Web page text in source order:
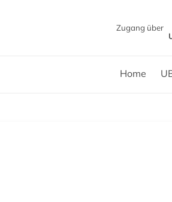
Zugang über
Home